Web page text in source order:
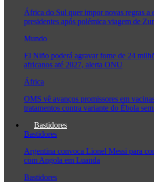
África do Sul quer impor novas regras a
presidentes após polémica viagem de
Mundo
El Niño poderá agravar fome de 24
africanos até 2027, alerta ONU
África
OMS vê avanços promissores em
tratamentos contra variante do Ébola
Bastidores
Bastidores
Argentina convoca Lionel Messi para
com Angola em Luanda
Bastidores